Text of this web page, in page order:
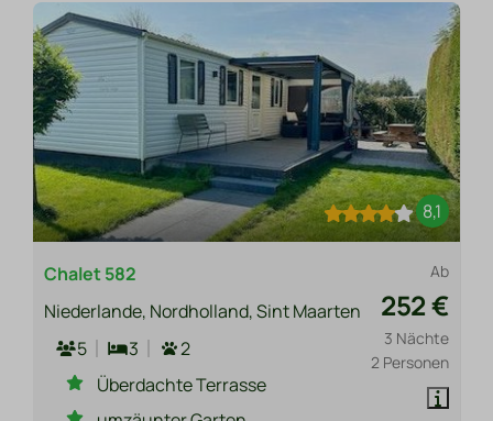
8,1
Ab
252 €
3 Nächte
2 Personen
Chalet 582
Niederlande, Nordholland, Sint Maarten
5
3
2
Überdachte Terrasse